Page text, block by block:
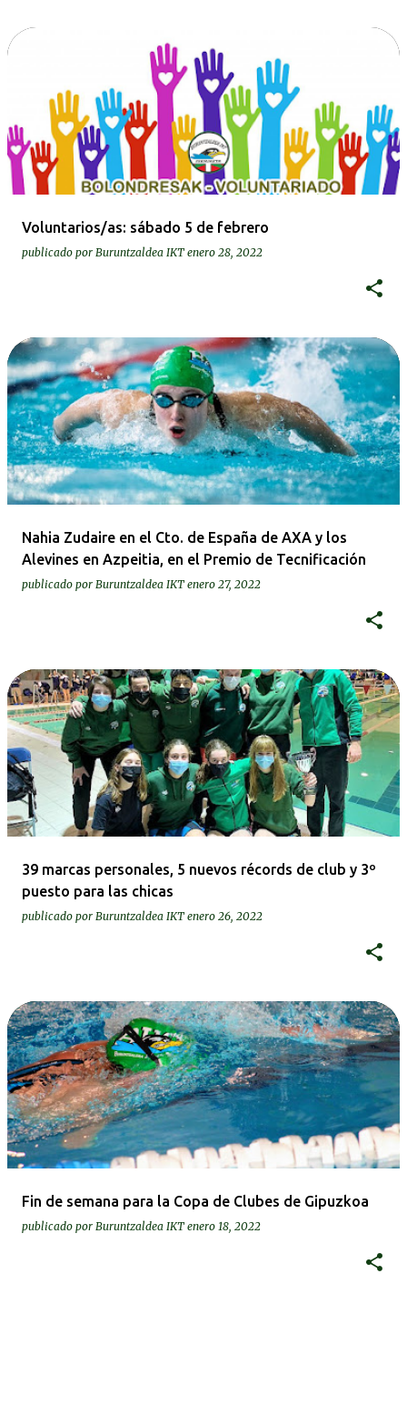
Voluntarios/as: sábado 5 de febrero
publicado por Buruntzaldea IKT enero 28, 2022
Nahia Zudaire en el Cto. de España de AXA y los
Alevines en Azpeitia, en el Premio de Tecnificación
publicado por Buruntzaldea IKT enero 27, 2022
39 marcas personales, 5 nuevos récords de club y 3º
puesto para las chicas
publicado por Buruntzaldea IKT enero 26, 2022
Fin de semana para la Copa de Clubes de Gipuzkoa
publicado por Buruntzaldea IKT enero 18, 2022